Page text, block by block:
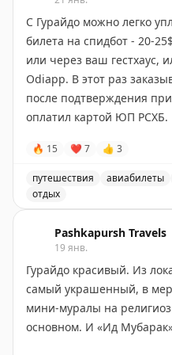
Приехали сюда уже после
Bab Al Nojoum Bateen Liwa
Забронировать отель
трипкоме - почти втрое
Тут есть виллы с одной,
На каждой вилле -
бассейн с видом на
именно за пустынькой :)
Новозеландский
куплен в дьюти фри
С Гурайдо можно легко
билета на спидбот - 20-
или через ваш гестхаус,
Odiapp. В этот раз
после подтверждения
оплатил картой ЮП РСХБ.
Вообще проходимость
(нет терминалов только
локальных медленных
долларовую наличку на
1. В аэропорту у менял
(15.5 руфии/$)
2. В вашем гестхаусе (16-
3. В обменниках в
(Хулумале). В центре
(напримертути тут), но
🔥 15 ❤ 7 👍 3
путешествия авиабилеты
отдых
Pashkapursh Travels
19 янв.
Гурайдо красивый. Из
самый украшенный, в
мини-муралы на
основном. И «Ид